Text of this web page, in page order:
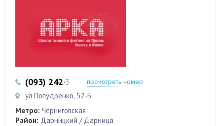
(093) 242·35·08 (096) 764-15-76
посмотреть номер
ул Попудренко, 52-Б
Метро: Черниговская
Район: Дарницкий / Дарница